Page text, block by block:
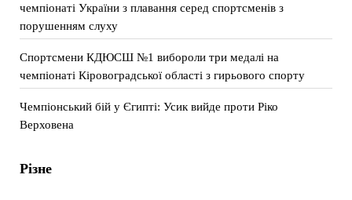
чемпіонаті України з плавання серед спортсменів з
порушенням слуху
Спортсмени КДЮСШ №1 вибороли три медалі на
чемпіонаті Кіровоградської області з гирьового спорту
Чемпіонський бій у Єгипті: Усик вийде проти Ріко
Верховена
Різне